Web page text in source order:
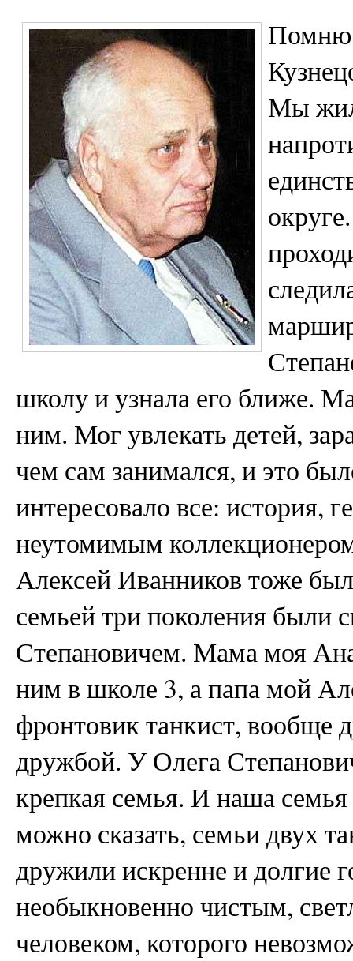
Помню
Мы
школу и узнала его ближе.
ним. Мог увлекать детей,
чем сам занимался, и это
интересовало все: история,
неутомимым
Алексей Иванников тоже
семьей три поколения были
Степановичем. Мама моя
ним в школе 3, а папа мой
фронтовик танкист, вообще
дружбой. У Олега
крепкая семья. И наша
можно сказать, семьи двух
дружили искренне и долгие
необыкновенно чистым,
человеком, которого